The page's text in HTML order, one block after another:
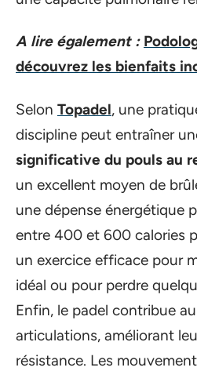
A lire également :
découvrez les bienfaits
Selon Topadel, une
discipline peut entraîner
significative du pouls au
un excellent moyen de
une dépense énergétique
entre 400 et 600 calories
un exercice efficace pour
idéal ou pour perdre
Enfin, le padel contribue
articulations, améliorant
résistance. Les